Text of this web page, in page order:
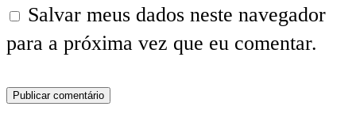
Salvar meus dados neste navegador
para a próxima vez que eu comentar.